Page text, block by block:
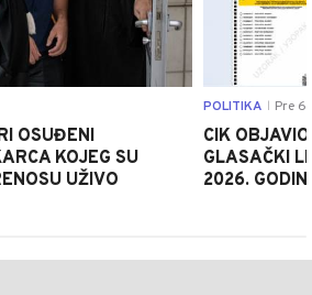
OSUĐENI
KOJEG SU
UŽIVO
POLITIKA Pre 6
CIK
GLASAČKI
2026.